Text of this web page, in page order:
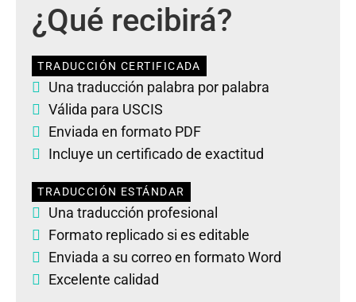
¿Qué recibirá?
TRADUCCIÓN CERTIFICADA
Una traducción palabra por palabra
Válida para USCIS
Enviada en formato PDF
Incluye un certificado de exactitud
TRADUCCIÓN ESTÁNDAR
Una traducción profesional
Formato replicado si es editable
Enviada a su correo en formato Word
Excelente calidad